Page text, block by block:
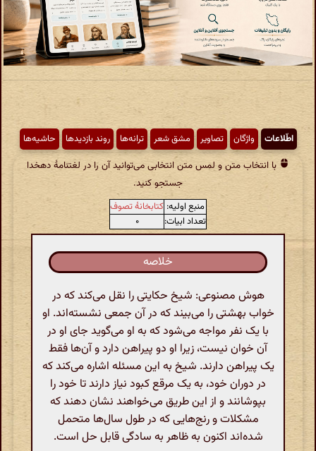
اطّلاعات واژگان تصاویر مشق شعر ترانه‌ها روند بازدیدها حاشیه‌ها
با انتخاب متن و لمس متن انتخابی می‌توانید آن را در لغتنامهٔ دهخدا
جستجو کنید.
منبع اولیه: کتابخانهٔ تصوف
تعداد ابیات:
۰
خلاصه
هوش مصنوعی: شیخ حکایتی را نقل می‌کند که در
خواب بهشتی را می‌بیند که در آن جمعی نشسته‌اند. او
با یک نفر مواجه می‌شود که به او می‌گوید جای او در
آن خوان نیست، زیرا او دو پیراهن دارد و آن‌ها فقط
یک پیراهن دارند. شیخ به این مسئله اشاره می‌کند که
در دوران خود، به یک مرقع کبود نیاز دارند تا خود را
بپوشانند و از این طریق می‌خواهند نشان دهند که
مشکلات و رنج‌هایی که در طول سال‌ها متحمل
شده‌اند اکنون به ظاهر به سادگی قابل حل است.